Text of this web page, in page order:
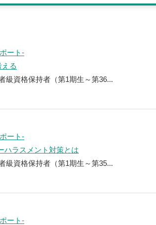
ート-
る
級資格保持者（第1期生～第36...
ート-
ハラスメント対策とは
級資格保持者（第1期生～第35...
ート-